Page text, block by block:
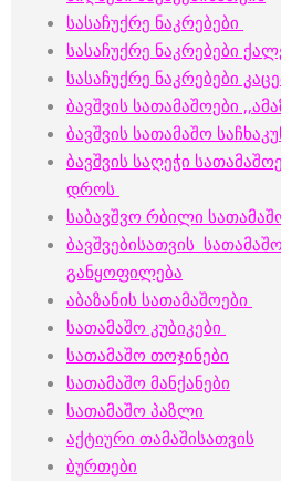
სასაჩუქრე ნაკრებები
სასაჩუქრე ნაკრებები
სასაჩუქრე ნაკრებები
ბავშვის სათამაშოები
ბავშვის სათამაშო
ბავშვის საღეჭი
დროს
საბავშვო რბილი
ბავშვებისათვის
განყოფილება
აბაზანის სათამაშოები
სათამაშო კუბიკები
სათამაშო თოჯინები
სათამაშო მანქანები
სათამაშო პაზლი
აქტიური თამაშისათვის
ბურთები